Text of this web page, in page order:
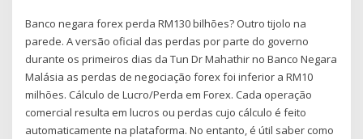
Banco negara forex perda RM130 bilhões? Outro tijolo na
parede. A versão oficial das perdas por parte do governo
durante os primeiros dias da Tun Dr Mahathir no Banco Negara
Malásia as perdas de negociação forex foi inferior a RM10
milhões. Cálculo de Lucro/Perda em Forex. Cada operação
comercial resulta em lucros ou perdas cujo cálculo é feito
automaticamente na plataforma. No entanto, é útil saber como